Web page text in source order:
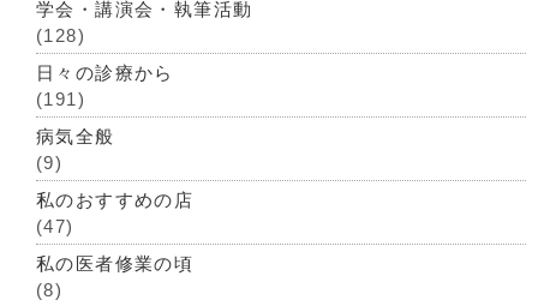
学会・講演会・執筆活動
(128)
日々の診療から
(191)
病気全般
(9)
私のおすすめの店
(47)
私の医者修業の頃
(8)